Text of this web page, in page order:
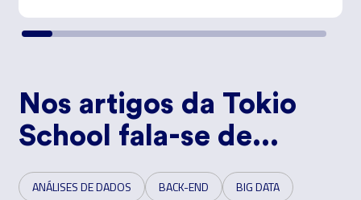
Nos artigos da Tokio
School fala-se de...
ANÁLISES DE DADOS BACK-END
BIG DATA